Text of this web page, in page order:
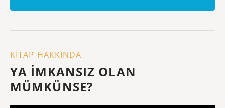
KİTAP HAKKINDA
YA İMKANSIZ OLAN
MÜMKÜNSE?